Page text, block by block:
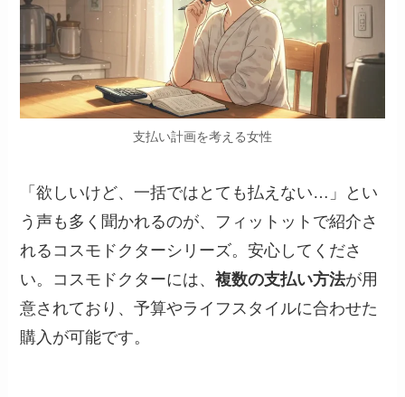
支払い計画を考える女性
「欲しいけど、一括ではとても払えない…」とい
う声も多く聞かれるのが、フィットットで紹介さ
れるコスモドクターシリーズ。安心してくださ
い。コスモドクターには、複数の支払い方法が用
意されており、予算やライフスタイルに合わせた
購入が可能です。